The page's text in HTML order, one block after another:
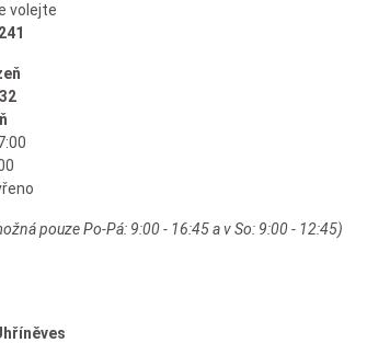
volejte
pouze Po-Pá: 9:00 - 16:45 a v So: 9:00 - 12:45)